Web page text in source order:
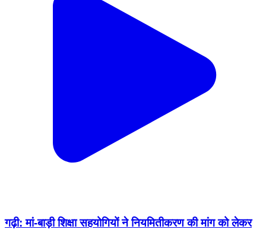
गढ़ी: मां-बाड़ी शिक्षा सहयोगियों ने नियमितीकरण की मांग को लेकर